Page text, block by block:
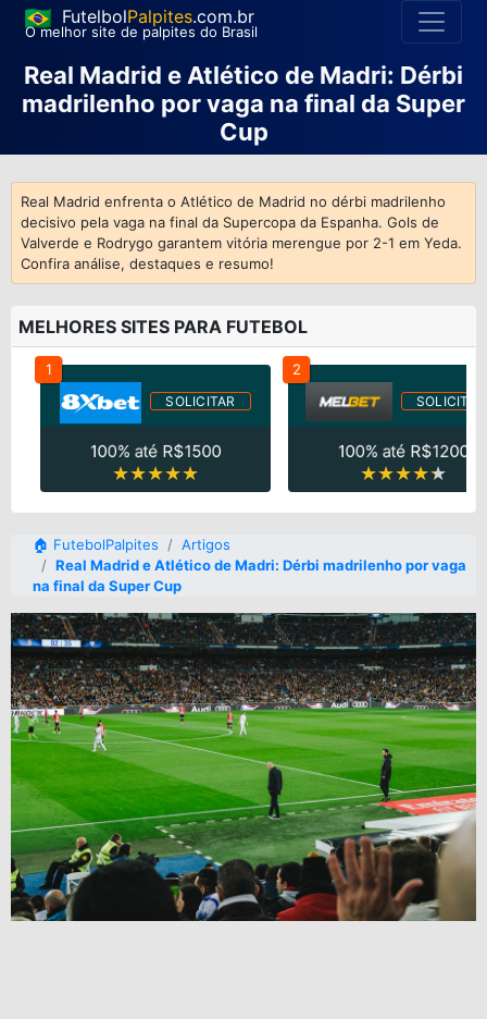
FutelbolPalpites.com.br
O melhor site de palpites do Brasil
Real Madrid e Atlético de Madri: Dérbi
madrilenho por vaga na final da Super
Cup
Real Madrid enfrenta o Atlético de Madrid no dérbi madrilenho
decisivo pela vaga na final da Supercopa da Espanha. Gols de
Valverde e Rodrygo garantem vitória merengue por 2-1 em Yeda.
Confira análise, destaques e resumo!
MELHORES SITES PARA FUTEBOL
1
SOLICITAR
100% até R$1500
2
SOLICITAR
100% até R$1200
🏠 FutebolPalpites
Artigos
Real Madrid e Atlético de Madri: Dérbi madrilenho por vaga
na final da Super Cup